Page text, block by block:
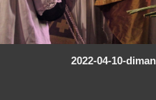
2022-04-10-